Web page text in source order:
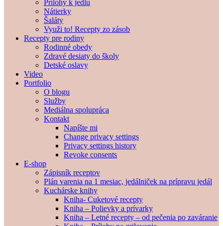
Prílohy k jedlu
Nátierky
Šaláty
Využi to! Recepty zo zásob
Recepty pre rodiny
Rodinné obedy
Zdravé desiaty do školy
Detské oslavy
Video
Portfolio
O blogu
Služby
Mediálna spolupráca
Kontakt
Napíšte mi
Change privacy settings
Privacy settings history
Revoke consents
E-shop
Zápisník receptov
Plán varenia na 1 mesiac, jedálniček na prípravu jedál
Kuchárske knihy
Kniha- Cuketové recepty
Kniha – Polievky a prívarky
Kniha – Letné recepty – od pečenia po zaváranie